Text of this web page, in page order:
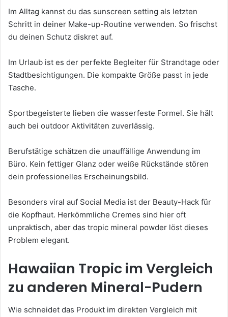
Im Alltag kannst du das sunscreen setting als letzten
Schritt in deiner Make-up-Routine verwenden. So frischst
du deinen Schutz diskret auf.
Im Urlaub ist es der perfekte Begleiter für Strandtage oder
Stadtbesichtigungen. Die kompakte Größe passt in jede
Tasche.
Sportbegeisterte lieben die wasserfeste Formel. Sie hält
auch bei outdoor Aktivitäten zuverlässig.
Berufstätige schätzen die unauffällige Anwendung im
Büro. Kein fettiger Glanz oder weiße Rückstände stören
dein professionelles Erscheinungsbild.
Besonders viral auf Social Media ist der Beauty-Hack für
die Kopfhaut. Herkömmliche Cremes sind hier oft
unpraktisch, aber das tropic mineral powder löst dieses
Problem elegant.
Hawaiian Tropic im Vergleich
zu anderen Mineral-Pudern
Wie schneidet das Produkt im direkten Vergleich mit